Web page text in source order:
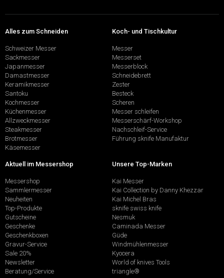
Alles zum Schneiden
Schweizer Messer
Sackmesser
Japanmesser
Damastmesser
Keramikmesser
Santoku
Kochmesser
Küchenmesser
Allzweckmesser
Steakmesser
Brotmesser
Käsemesser
Koch- und Tischkultur
Messer
Messerset
Messerblock
Schneidebrett
Zester
Besteck
Scheren
Messer schleifen
Messerschärf-Workshop
Nachschleif-Service
Führung sknife Manufaktur
Aktuell im Messershop
Messershop
Sammlermesser
Neuheiten
Top-Produkte
Gutscheine
Geschenke
Geschenkboxen
Gravur-Service
Sale 20%
Newsletter
Beratung/Service
Unsere Top-Marken
Kai Messer
Kai Collection by Danny Khezzar
Kai Michel Bras
sknife swiss knife
Nesmuk
Caminada Messer
Güde
Windmühlenmesser
Kyocera
World of knives Tools
triangle®